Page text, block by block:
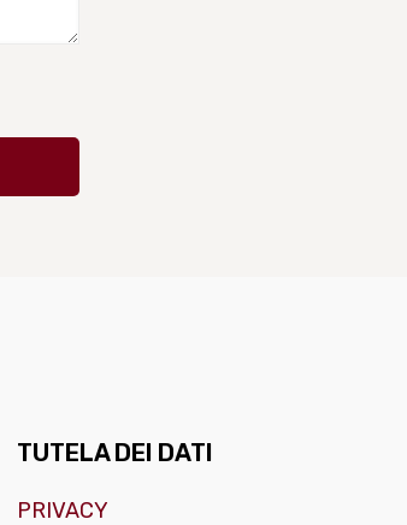
TUTELA DEI DATI
PRIVACY